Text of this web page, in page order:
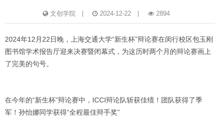
文创学院 2024-12-22 2894
2024年12月22日晚，上海交通大学“新生杯”辩论赛在闵行校区包玉刚
图书馆学术报告厅迎来决赛暨闭幕式，为这历时两个月的辩论赛画上
了完美的句号。
在今年的“新生杯”辩论赛中，ICCI辩论队斩获佳绩！团队获得了季
军！孙怡娜同学获得“全程最佳辩手奖”